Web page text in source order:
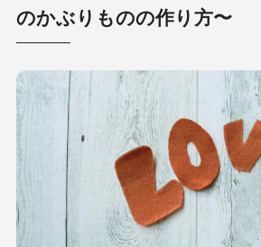
のかぶりものの作り方〜